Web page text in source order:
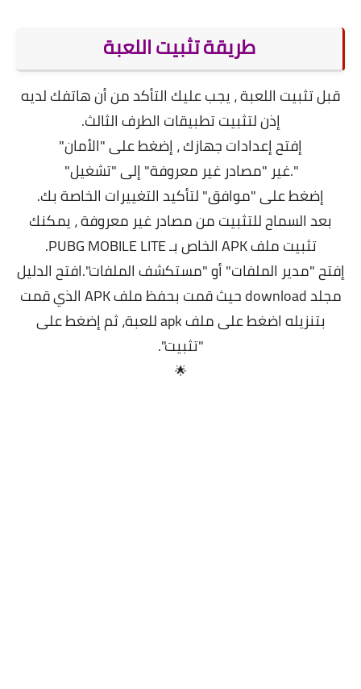
طريقة تثبيت اللعبة
قبل تثبيت اللعبة ، يجب عليك التأكد من أن هاتفك لديه
إذن لتثبيت تطبيقات الطرف الثالث.
إفتح إعدادات جهازك ، إضغط على "الأمان"
".غير "مصادر غير معروفة" إلى "تشغيل"
إضغط على "موافق" لتأكيد التغييرات الخاصة بك.
بعد السماح للتثبيت من مصادر غير معروفة ، يمكنك
تثبيت ملف APK الخاص بـ PUBG MOBILE LITE.
إفتح "مدير الملفات" أو "مستكشف الملفات".افتح الدليل
مجلد download حيث قمت بحفظ ملف APK الذي قمت
بتنزيله اضغط على ملف apk للعبة، ثم إضغط على
"تثبيت".
🌟